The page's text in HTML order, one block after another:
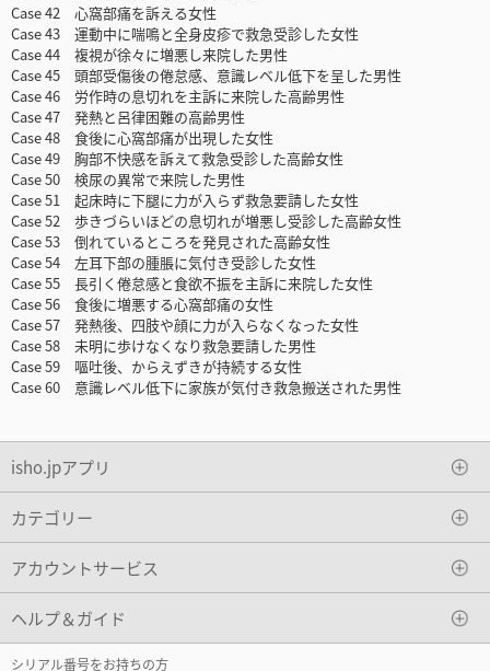
Case 42 心窩部痛を訴える女性
Case 43 運動中に喘鳴と全身皮疹で救急受診した女性
Case 44 複視が徐々に増悪し来院した男性
Case 45 頭部受傷後の倦怠感、意識レベル低下を呈した男性
Case 46 労作時の息切れを主訴に来院した高齢男性
Case 47 発熱と呂律困難の高齢男性
Case 48 食後に心窩部痛が出現した女性
Case 49 胸部不快感を訴えて救急受診した高齢女性
Case 50 検尿の異常で来院した男性
Case 51 起床時に下腿に力が入らず救急要請した女性
Case 52 歩きづらいほどの息切れが増悪し受診した高齢女性
Case 53 倒れているところを発見された高齢女性
Case 54 左耳下部の腫脹に気付き受診した女性
Case 55 長引く倦怠感と食欲不振を主訴に来院した女性
Case 56 食後に増悪する心窩部痛の女性
Case 57 発熱後、四肢や顔に力が入らなくなった女性
Case 58 未明に歩けなくなり救急要請した男性
Case 59 嘔吐後、からえずきが持続する女性
Case 60 意識レベル低下に家族が気付き救急搬送された男性
isho.jpアプリ
カテゴリー
アカウントサービス
ヘルプ＆ガイド
シリアル番号をお持ちの方